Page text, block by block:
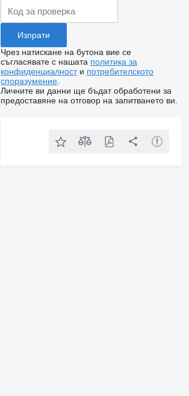
Чрез натискане на бутона вие се
съгласявате с нашата политика за
конфиденциалности потребителското
споразумение
Личните ви данни ще бъдат обработени за
предоставяне на отговор на запитването ви.